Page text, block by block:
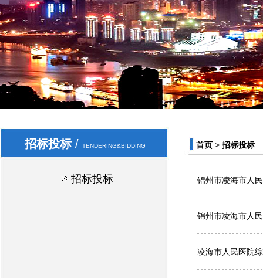
招标投标/ TENDERING&BIDDING
招标投标
首页 > 招标投标
锦州市凌海市人
锦州市凌海市人
凌海市人民医院